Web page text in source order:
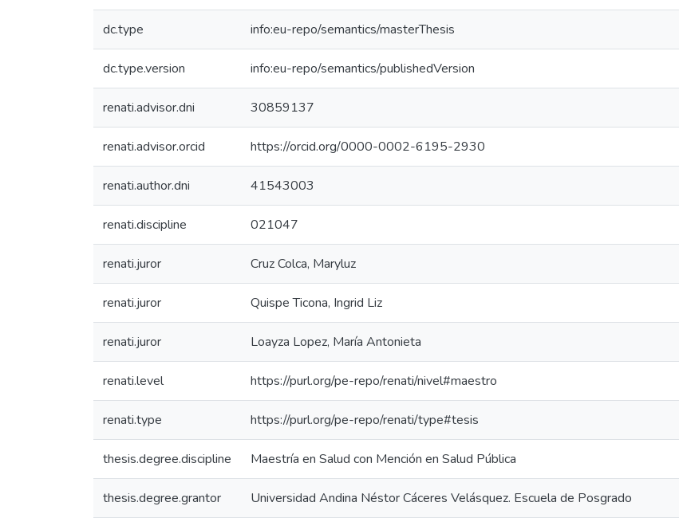
dc.type info:eu-repo/semantics/masterThesis
dc.type.version info:eu-repo/semantics/publishedVersion
renati.advisor.dni 30859137
renati.advisor.orcid https://orcid.org/0000-0002-6195-2930
renati.author.dni 41543003
renati.discipline 021047
renati.juror Cruz Colca, Maryluz
renati.juror Quispe Ticona, Ingrid Liz
renati.juror Loayza Lopez, María Antonieta
renati.level https://purl.org/pe-repo/renati/nivel#maestro
renati.type https://purl.org/pe-repo/renati/type#tesis
thesis.degree.discipline Maestría en Salud con Mención en Salud Pública
thesis.degree.grantor Universidad Andina Néstor Cáceres Velásquez. Escuela de Posgrado